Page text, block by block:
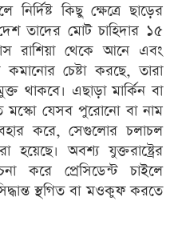
কিছু ক্ষেত্রে ছাড়ের
তাদের মোট চাহিদার ১৫
রাশিয়া থেকে আনে এবং
কমানোর চেষ্টা করছে, তারা
থাকবে। এছাড়া মার্কিন বা
মস্কো যেসব পুরোনো বা নাম
করে, সেগুলোর চলাচল
হয়েছে। অবশ্য যুক্তরাষ্ট্রের
করে প্রেসিডেন্ট চাইলে
স্থগিত বা মওকুফ করতে